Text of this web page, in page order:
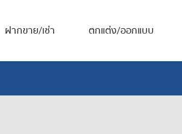
ฝากขาย/เช่า ตกแต่ง/ออกแบบ